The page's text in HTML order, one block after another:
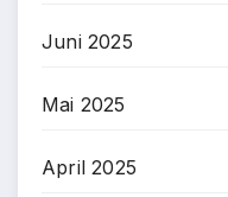
Juni 2025
Mai 2025
April 2025